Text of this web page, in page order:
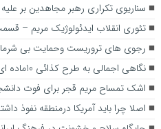
سناریوی تکراری رهبر مجاهدین بر
تئوری انقلاب ایدئولوژیک مریم –
رجوی های تروریست وحمایت بی
نگاهی اجمالی به طرح کذائی 10ماده ای مریم رجوی – قسمت چهارم
اشک تمساح مریم قجر برای فوت
اصلا چرا باید آمریکا درمنطقه نفوذ